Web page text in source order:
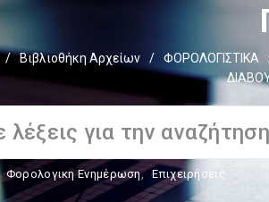
/ Βιβλιοθήκη Αρχείων / ΦΟΡΟΛΟΓΙΣΤΙΚΑ
Φορολογικη Ενημέρωση, Επιχειρήσεις